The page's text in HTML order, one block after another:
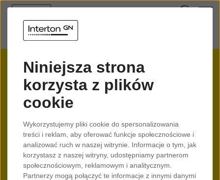
Niniejsza strona
korzysta z plików
cookie
Wykorzystujemy pliki cookie do spersonalizowania
treści i reklam, aby oferować funkcje społecznościowe i
analizować ruch w naszej witrynie. Informacje o tym, jak
korzystasz z naszej witryny, udostępniamy partnerom
społecznościowym, reklamowym i analitycznym.
Partnerzy mogą połączyć te informacje z innymi danymi